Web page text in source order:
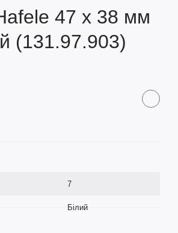
47 х 38 мм
(131.97.903)
7
Білий